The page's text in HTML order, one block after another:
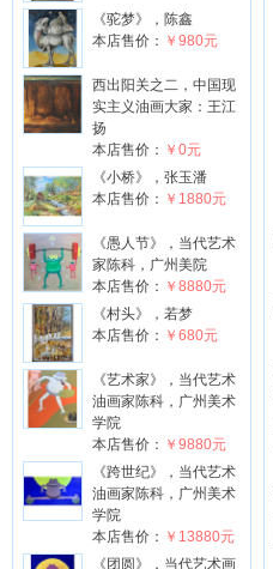
《驼梦》，陈鑫
本店售价： ￥980元
西出阳关之二，中国现
实主义油画大家：王江
扬
本店售价： ￥0元
《小桥》，张玉潘
本店售价： ￥1880元
《愚人节》，当代艺术
家陈科，广州美院
本店售价： ￥8880元
《村头》，若梦
本店售价： ￥680元
《艺术家》，当代艺术
油画家陈科，广州美术
学院
本店售价： ￥9880元
《跨世纪》，当代艺术
油画家陈科，广州美术
学院
本店售价： ￥13880元
《团圆》，当代艺术画